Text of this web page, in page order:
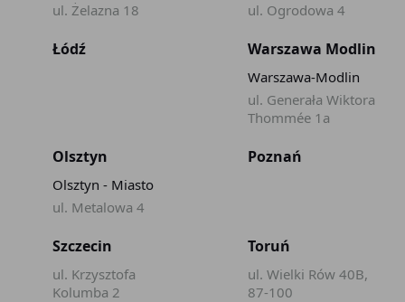
ul. Żelazna 18 ul. Ogrodowa 4
Łódź Warszawa Modlin
Warszawa-Modlin
ul. Generała Wiktora
Thommée 1a
Olsztyn
Olsztyn - Miasto
ul. Metalowa 4
Poznań
Szczecin
ul. Krzysztofa
Kolumba 2
Toruń
ul. Wielki Rów 40B,
87-100